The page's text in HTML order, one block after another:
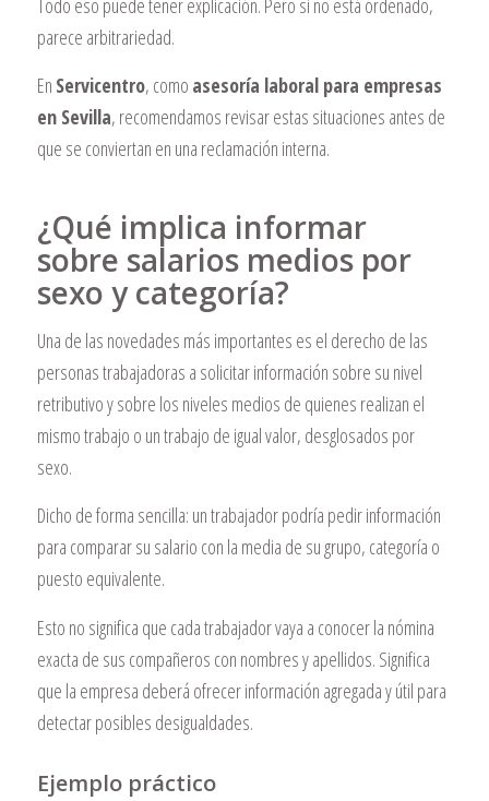
parece arbitrariedad.
En Servicentro, como asesoría laboral para empresas
en Sevilla, recomendamos revisar estas situaciones antes de
que se conviertan en una reclamación interna.
¿Qué implica informar
sobre salarios medios por
sexo y categoría?
Una de las novedades más importantes es el derecho de las
personas trabajadoras a solicitar información sobre su nivel
retributivo y sobre los niveles medios de quienes realizan el
mismo trabajo o un trabajo de igual valor, desglosados por
sexo.
Dicho de forma sencilla: un trabajador podría pedir información
para comparar su salario con la media de su grupo, categoría o
puesto equivalente.
Esto no significa que cada trabajador vaya a conocer la nómina
exacta de sus compañeros con nombres y apellidos. Significa
que la empresa deberá ofrecer información agregada y útil para
detectar posibles desigualdades.
Ejemplo práctico